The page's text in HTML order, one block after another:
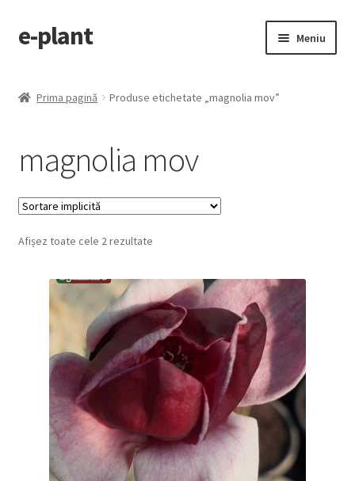
Sari
la
Sari
la
e-plant Meniu
Contact
Checkout
Prima pagină Produse etichetate „magnolia mov”
magnolia mov
Afișez toate cele 2 rezultate